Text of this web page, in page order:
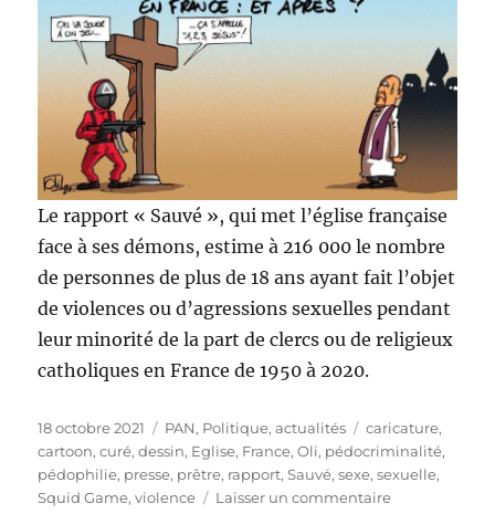
Le rapport « Sauvé », qui met l’église française
face à ses démons, estime à 216 000 le nombre
de personnes de plus de 18 ans ayant fait l’objet
de violences ou d’agressions sexuelles pendant
leur minorité de la part de clercs ou de religieux
catholiques en France de 1950 à 2020.
Publié
le
18 octobre 2021 Catégories
PAN, Politique, actualités Étiquettes
caricature,
cartoon,curé,dessin, Eglise, France,Oli, pédocriminalité,
pédophilie, presse, prêtre, rapport,Sauvé,sexe,sexuelle,
Squid Game,violence Laisser un commentairesur